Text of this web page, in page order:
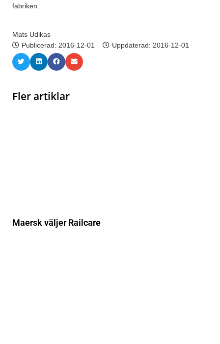
fabriken.
Mats Udikas
Publicerad: 2016-12-01 Uppdaterad: 2016-12-01
Fler artiklar
Maersk väljer Railcare